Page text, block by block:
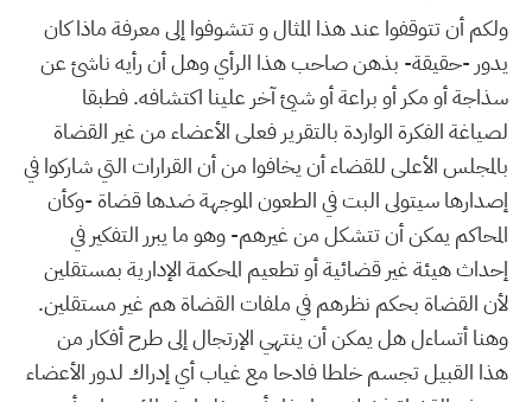
ولكم أن تتوقفوا عند هذا المثال و تتشوفوا إلى معرفة ماذا كان
يدور -حقيقة- بذهن صاحب هذا الرأي وهل أن رأيه ناشئ عن
سذاجة أو مكر أو براعة أو شيئ آخر علينا اكتشافه. فطبقا
لصياغة الفكرة الواردة بالتقرير فعلى الأعضاء من غير القضاة
بالمجلس الأعلى للقضاء أن يخافوا من أن القرارات التي شاركوا في
إصدارها سيتولى البت في الطعون الموجهة ضدها قضاة -وكأن
المحاكم يمكن أن تتشكل من غيرهم- وهو ما يبرر التفكير في
إحداث هيئة غير قضائية أو تطعيم المحكمة الإدارية بمستقلين
لأن القضاة بحكم نظرهم في ملفات القضاة هم غير مستقلين.
وهنا أتساءل هل يمكن أن ينتهي الإرتجال إلى طرح أفكار من
هذا القبيل تجسم خلطا فادحا مع غياب أي إدراك لدور الأعضاء